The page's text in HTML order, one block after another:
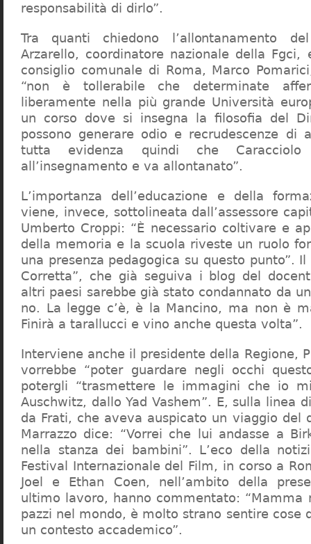
responsabilità di dirlo”.
Tra quanti chiedono l’allontanamento
Arzarello, coordinatore nazionale della
consiglio comunale di Roma, Marco
“non è tollerabile che determinate
liberamente nella più grande Università
un corso dove si insegna la filosofia del
possono generare odio e recrudescenze di
tutta evidenza quindi che
all’insegnamento e va allontanato”.
L’importanza dell’educazione e della
viene, invece, sottolineata dall’assessore
Umberto Croppi: “È necessario coltivare e
della memoria e la scuola riveste un ruolo
una presenza pedagogica su questo punto”.
Corretta”, che già seguiva i blog del
altri paesi sarebbe già stato condannato da
no. La legge c’è, è la Mancino, ma non è
Finirà a tarallucci e vino anche questa volta”.
Interviene anche il presidente della Regione,
vorrebbe “poter guardare negli occhi
potergli “trasmettere le immagini che io
Auschwitz, dallo Yad Vashem”. E, sulla linea
da Frati, che aveva auspicato un viaggio del
Marrazzo dice: “Vorrei che lui andasse a
nella stanza dei bambini”. L’eco della
Festival Internazionale del Film, in corso a
Joel e Ethan Coen, nell’ambito della
ultimo lavoro, hanno commentato: “Mamma
pazzi nel mondo, è molto strano sentire cose
un contesto accademico”.